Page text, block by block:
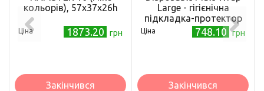
кольорів), 57x37x26h
Ціна 1873.20 грн
Закінчився
Large - гігієнічна
підкладка-протектор
для кобелів велика, 12
шт
Ціна 748.10 грн
Закінчився